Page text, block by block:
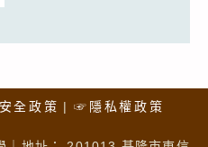
全政策 ☞隱私權政策